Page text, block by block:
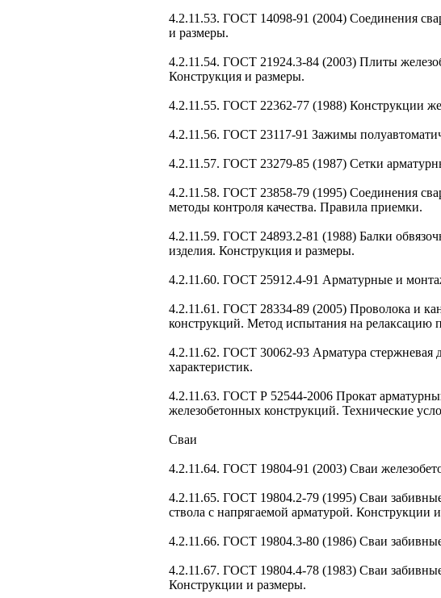
4.2.11.53. ГОСТ 14098-91 (2004) Соединения
и размеры.
4.2.11.54. ГОСТ 21924.3-84 (2003) Плиты
Конструкция и размеры.
4.2.11.55. ГОСТ 22362-77 (1988) Конструкции
4.2.11.56. ГОСТ 23117-91 Зажимы
4.2.11.57. ГОСТ 23279-85 (1987) Сетки
4.2.11.58. ГОСТ 23858-79 (1995) Соединения
методы контроля качества. Правила приемки.
4.2.11.59. ГОСТ 24893.2-81 (1988) Балки
изделия. Конструкция и размеры.
4.2.11.60. ГОСТ 25912.4-91 Арматурные и
4.2.11.61. ГОСТ 28334-89 (2005) Проволока и
конструкций. Метод испытания на релаксацию
4.2.11.62. ГОСТ 30062-93 Арматура стержневая
характеристик.
4.2.11.63. ГОСТ Р 52544-2006 Прокат
железобетонных конструкций. Технические
Сваи
4.2.11.64. ГОСТ 19804-91 (2003) Сваи
4.2.11.65. ГОСТ 19804.2-79 (1995) Сваи
ствола с напрягаемой арматурой. Конструкции
4.2.11.66. ГОСТ 19804.3-80 (1986) Сваи
4.2.11.67. ГОСТ 19804.4-78 (1983) Сваи
Конструкции и размеры.